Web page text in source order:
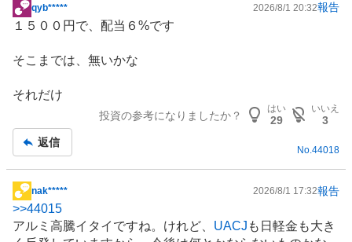
掲
示
記
qyb***** 2026/8/1 20:32報告
１５００円で、配当６%です
そこまでは、無いかな
それだけ
投資の参考になりましたか？
はい
29
いいえ
3
返信
No.44018
掲
示
板
nak***** 2026/8/1 17:32報告
>>44015
アルミ高騰イタイですね。けれど、 UACJ も日軽金も大き